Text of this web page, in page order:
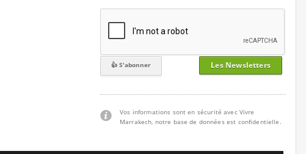
Les Newsletters
Vos informations sont en sécurité avec Vivre
Marrakech, notre base de données est confidentielle.